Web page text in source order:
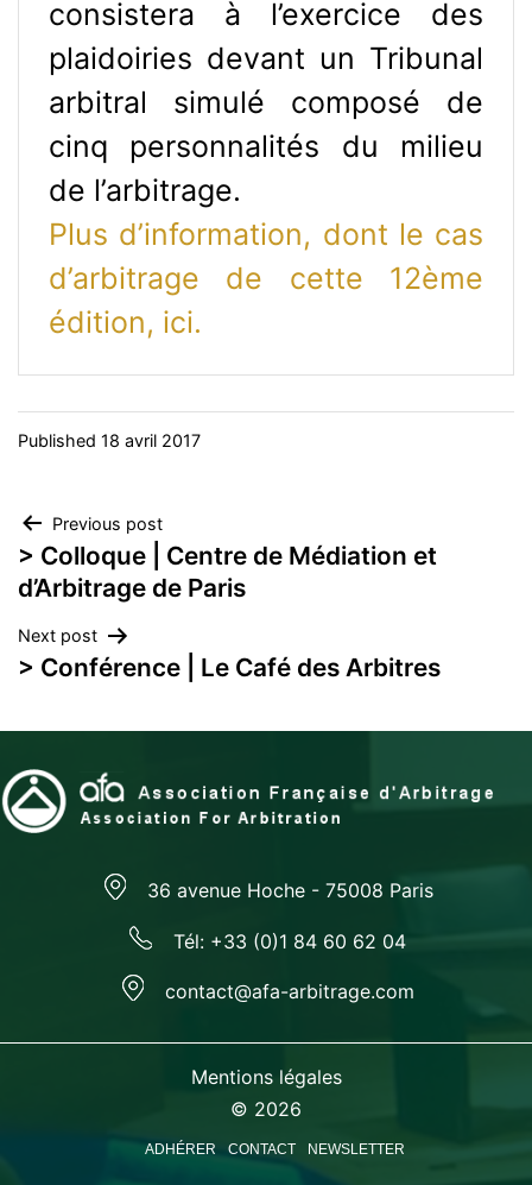
consistera à l’exercice des
plaidoiries devant un Tribunal
arbitral simulé composé de
cinq personnalités du milieu
de l’arbitrage.
Plus d’information, dont le cas
d’arbitrage de cette 12ème
édition, ici.
Published 18 avril 2017
Navigation
de
l’article
Previous post
> Colloque | Centre de Médiation et
d’Arbitrage de Paris
Next post
> Conférence | Le Café des Arbitres
36 avenue Hoche - 75008 Paris
Tél: +33 (0)1 84 60 62 04
contact@afa-arbitrage.com
Mentions légales
© 2026
ADHÉRER CONTACT NEWSLETTER